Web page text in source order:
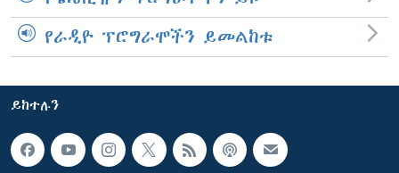
የራዲዮ ፕሮግራሞችን ይመልከቱ
ይከተሉን